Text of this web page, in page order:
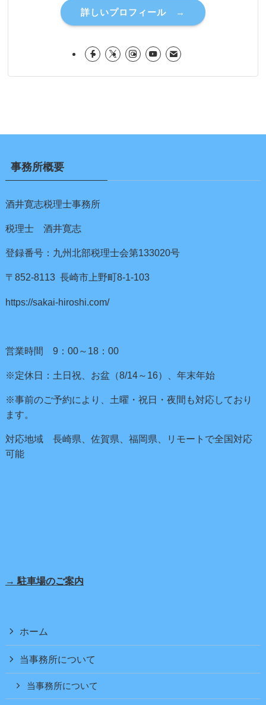
詳しいプロフィール →
事務所概要
酒井寛志税理士事務所
税理士 酒井寛志
登録番号：九州北部税理士会第133020号
〒852-8113 長崎市上野町8-1-103
https://sakai-hiroshi.com/
営業時間 9：00～18：00
※定休日：土日祝、お盆（8/14～16）、年末年始
※事前のご予約により、土曜・祝日・夜間も対応しており
ます。
対応地域 長崎県、佐賀県、福岡県、リモートで全国対応
可能
→ 駐車場のご案内
ホーム
当事務所について
当事務所について